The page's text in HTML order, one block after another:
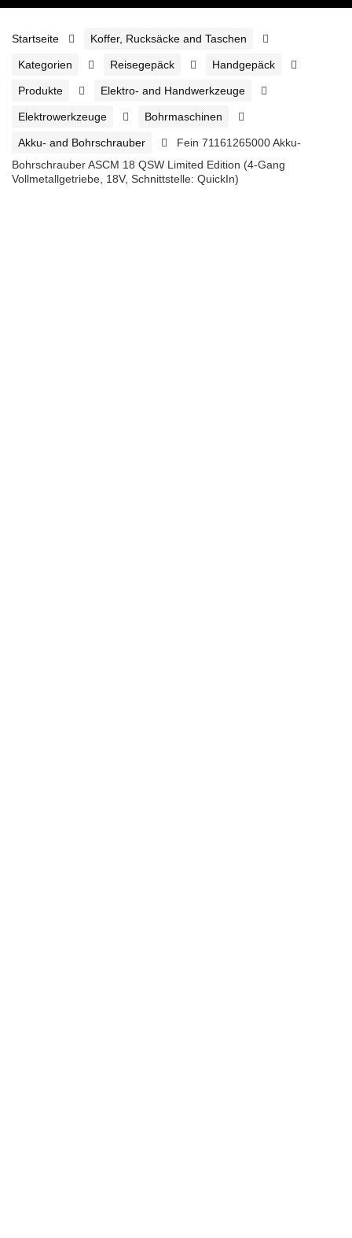
Startseite Koffer, Rucksäcke and Taschen
Kategorien Reisegepäck Handgepäck
Produkte Elektro- and Handwerkzeuge
Elektrowerkzeuge Bohrmaschinen
Akku- and Bohrschrauber
Fein 71161265000 Akku-
Bohrschrauber ASCM 18 QSW Limited Edition (4-Gang
Vollmetallgetriebe, 18V, Schnittstelle: QuickIn)